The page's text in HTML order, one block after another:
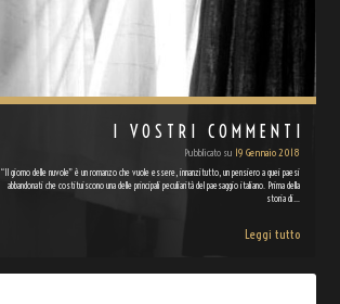
I VOSTRI COMMENTI
Pubblicato su 19 Gennaio 2018
“Il giorno delle nuvole” è un romanzo che vuole essere, innanzitutto, un pensiero a quei paesi
abbandonati che costituiscono una delle principali peculiarità del paesaggio italiano. Prima della
storia di…
Leggi tutto